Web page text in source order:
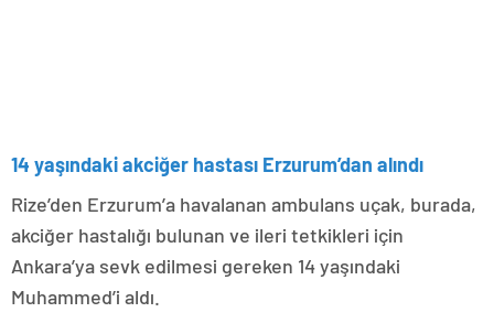
14 yaşındaki akciğer hastası Erzurum’dan alındı
Rize’den Erzurum’a havalanan ambulans uçak, burada,
akciğer hastalığı bulunan ve ileri tetkikleri için
Ankara’ya sevk edilmesi gereken 14 yaşındaki
Muhammed’i aldı.